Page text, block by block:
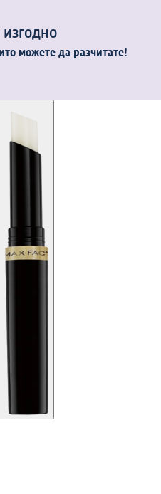
можете да разчитате!